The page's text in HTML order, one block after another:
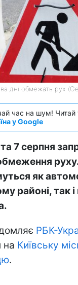
дні обмежать рух
час на шум! Читай
у Google
7 серпня
як
районі, так і
РБК-
на Київську
.